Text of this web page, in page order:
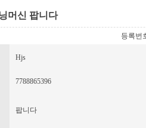
머신 팝니다
등록번
Hjs
7788865396
팝니다